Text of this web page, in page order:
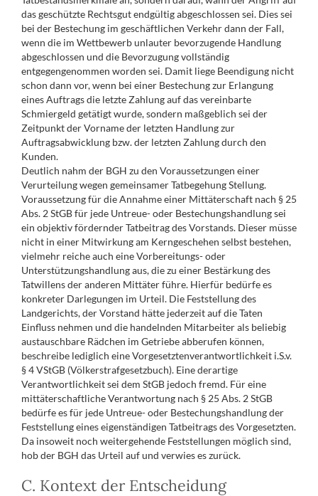
das geschützte Rechtsgut endgültig abgeschlossen sei. Dies sei
bei der Bestechung im geschäftlichen Verkehr dann der Fall,
wenn die im Wettbewerb unlauter bevorzugende Handlung
abgeschlossen und die Bevorzugung vollständig
entgegengenommen worden sei. Damit liege Beendigung nicht
schon dann vor, wenn bei einer Bestechung zur Erlangung
eines Auftrags die letzte Zahlung auf das vereinbarte
Schmiergeld getätigt wurde, sondern maßgeblich sei der
Zeitpunkt der Vorname der letzten Handlung zur
Auftragsabwicklung bzw. der letzten Zahlung durch den
Kunden.
Deutlich nahm der BGH zu den Voraussetzungen einer
Verurteilung wegen gemeinsamer Tatbegehung Stellung.
Voraussetzung für die Annahme einer Mittäterschaft nach § 25
Abs. 2 StGB für jede Untreue- oder Bestechungshandlung sei
ein objektiv fördernder Tatbeitrag des Vorstands. Dieser müsse
nicht in einer Mitwirkung am Kerngeschehen selbst bestehen,
vielmehr reiche auch eine Vorbereitungs- oder
Unterstützungshandlung aus, die zu einer Bestärkung des
Tatwillens der anderen Mittäter führe. Hierfür bedürfe es
konkreter Darlegungen im Urteil. Die Feststellung des
Landgerichts, der Vorstand hätte jederzeit auf die Taten
Einfluss nehmen und die handelnden Mitarbeiter als beliebig
austauschbare Rädchen im Getriebe abberufen können,
beschreibe lediglich eine Vorgesetztenverantwortlichkeit i.S.v.
§ 4 VStGB (Völkerstrafgesetzbuch). Eine derartige
Verantwortlichkeit sei dem StGB jedoch fremd. Für eine
mittäterschaftliche Verantwortung nach § 25 Abs. 2 StGB
bedürfe es für jede Untreue- oder Bestechungshandlung der
Feststellung eines eigenständigen Tatbeitrags des Vorgesetzten.
Da insoweit noch weitergehende Feststellungen möglich sind,
hob der BGH das Urteil auf und verwies es zurück.
C. Kontext der Entscheidung